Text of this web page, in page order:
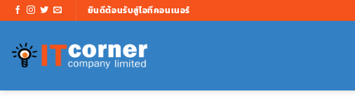
ข้าม
ไป
เนื้อหา
ยินดีต้อนรับสู่ไอทีคอนเนอร์